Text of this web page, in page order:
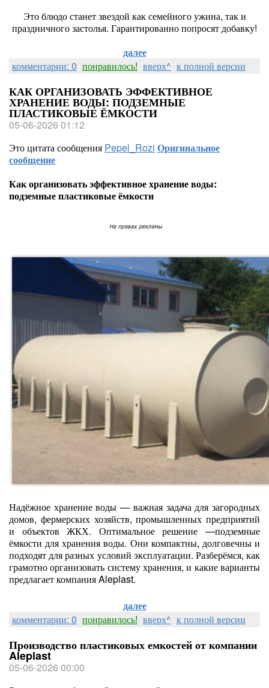
Это блюдо станет звездой как семейного ужина, так и
праздничного застолья. Гарантированно попросят добавку!
далее
комментарии: 0 понравилось! вверх^ к полной версии
КАК ОРГАНИЗОВАТЬ ЭФФЕКТИВНОЕ
ХРАНЕНИЕ ВОДЫ: ПОДЗЕМНЫЕ
ПЛАСТИКОВЫЕ ЁМКОСТИ
05-06-2026 01:12
Это цитата сообщения Pepel_Rozi Оригинальное
сообщение
Как организовать эффективное хранение воды:
подземные пластиковые ёмкости
Надёжное хранение воды — важная задача для загородных
домов, фермерских хозяйств, промышленных предприятий
и объектов ЖКХ. Оптимальное решение —подземные
ёмкости для хранения воды. Они компактны, долговечны и
подходят для разных условий эксплуатации. Разберёмся, как
грамотно организовать систему хранения, и какие варианты
предлагает компания Aleplast.
далее
комментарии: 0 понравилось! вверх^ к полной версии
Производство пластиковых емкостей от компании
Aleplast
05-06-2026 00:00